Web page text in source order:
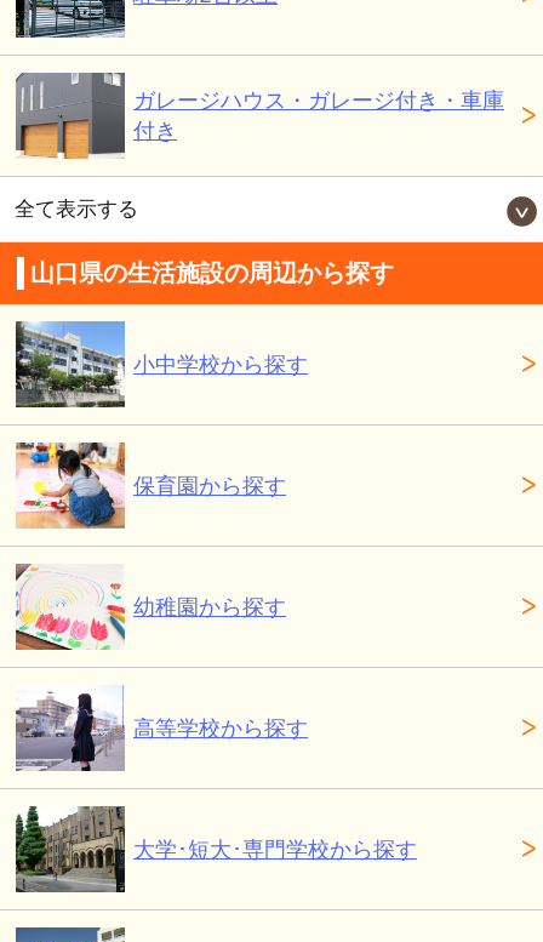
ガレージハウス・ガレージ付き・車庫
付き
全て表示する
山口県の生活施設の周辺から探す
小中学校から探す
保育園から探す
幼稚園から探す
高等学校から探す
大学･短大･専門学校から探す